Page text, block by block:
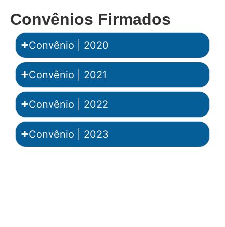
Convênios Firmados
Convênio | 2020
Convênio | 2021
Convênio | 2022
Convênio | 2023